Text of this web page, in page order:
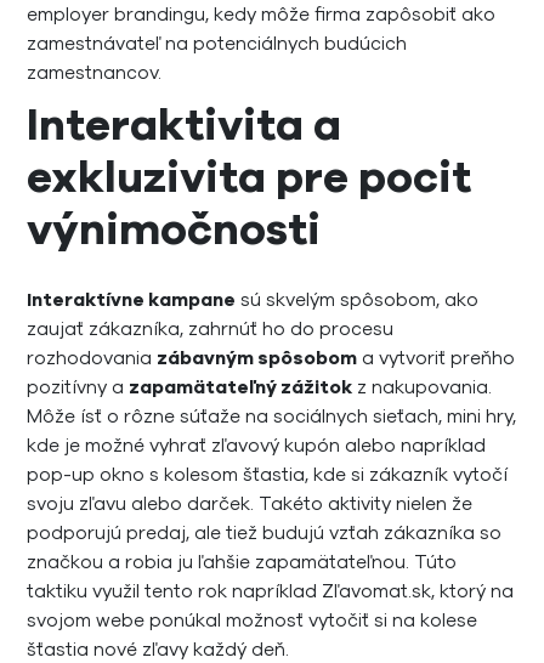
employer brandingu, kedy môže firma zapôsobiť ako
zamestnávateľ na potenciálnych budúcich
zamestnancov.
Interaktivita a
exkluzivita pre pocit
výnimočnosti
Interaktívne kampane sú skvelým spôsobom, ako
zaujať zákazníka, zahrnúť ho do procesu
rozhodovania zábavným spôsobom a vytvoriť preňho
pozitívny a zapamätateľný zážitok z nakupovania.
Môže ísť o rôzne súťaže na sociálnych sieťach, mini hry,
kde je možné vyhrať zľavový kupón alebo napríklad
pop-up okno s kolesom šťastia, kde si zákazník vytočí
svoju zľavu alebo darček. Takéto aktivity nielen že
podporujú predaj, ale tiež budujú vzťah zákazníka so
značkou a robia ju ľahšie zapamätateľnou. Túto
taktiku využil tento rok napríklad Zľavomat.sk, ktorý na
svojom webe ponúkal možnosť vytočiť si na kolese
šťastia nové zľavy každý deň.